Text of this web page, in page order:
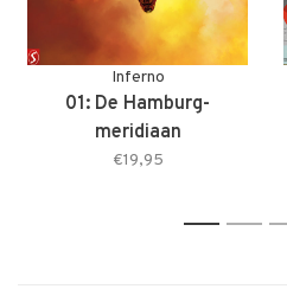
Inferno
01: De Hamburg-
meridiaan
€19,95
1 2